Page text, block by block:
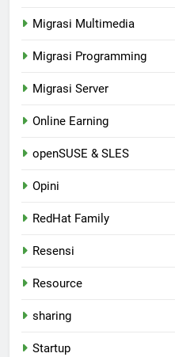
Migrasi Multimedia
Migrasi Programming
Migrasi Server
Online Earning
openSUSE & SLES
Opini
RedHat Family
Resensi
Resource
sharing
Startup